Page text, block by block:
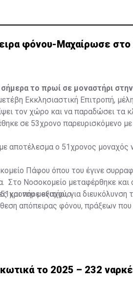
φόνου-Μαχαίρωσε στο
το πρωί σε μοναστήρι
Εκκλησιαστική Επιτροπή,
τον χώρο και να παραδώσει τα
σε 53χρονο παρευρισκόμενο με
αποτέλεσμα ο 51χρονος μοναχός
Πάφου όπου του έγινε
Στο Νοσοκομείο μεταφέρθηκε και
και πήρε εξιτήριο.
μοναχού, για διευκόλυνση
απόπειρας φόνου, πράξεων
το 2025 – 232